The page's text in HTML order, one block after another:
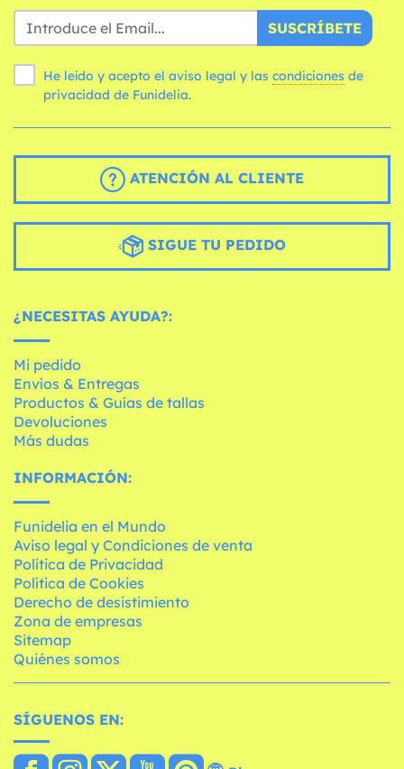
SUSCRÍBETE
He leído y acepto el aviso legal y las condiciones
privacidad de Funidelia.
ATENCIÓN AL CLIENTE
SIGUE TU PEDIDO
¿NECESITAS AYUDA?:
Mi pedido
Envíos & Entregas
Productos & Guías de tallas
Devoluciones
Más dudas
INFORMACIÓN:
Funidelia en el Mundo
Aviso legal y Condiciones de venta
Política de Privacidad
Política de Cookies
Derecho de desistimiento
Zona de empresas
Sitemap
Quiénes somos
SÍGUENOS EN: